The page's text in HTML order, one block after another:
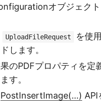
オブジェク
UploadFileRequest
を使
します。
のPDFプロパティを定
す。
PostInsertImage(…) API